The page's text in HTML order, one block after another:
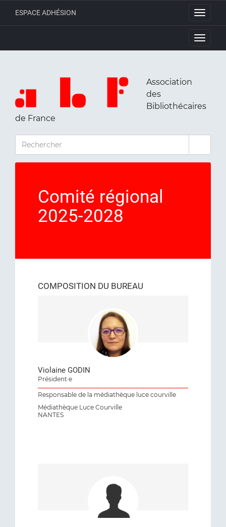
Toggle
ESPACE ADHÉSION
Toggle
Association
des
Bibliothécaires
de France
RECHERCHER
Comité régional
2025-2028
COMPOSITION DU BUREAU
Violaine GODIN
Président·e
Responsable de la médiathèque luce courville
Médiathèque Luce Courville
NANTES